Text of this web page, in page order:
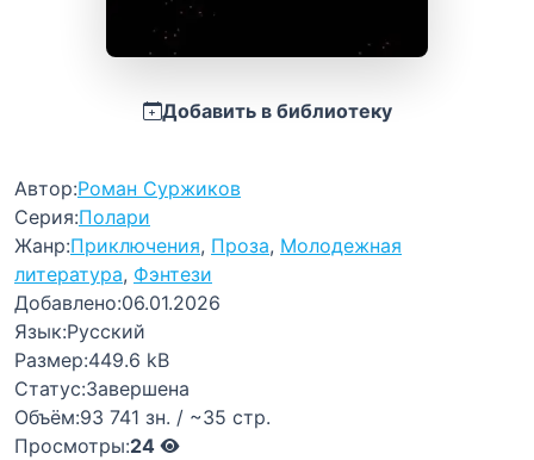
Добавить в библиотеку
Автор:Роман Суржиков
Серия:Полари
Жанр:Приключения, Проза, Молодежная
литература, Фэнтези
Добавлено:06.01.2026
Язык:Русский
Размер:449.6 kB
Статус:Завершена
Объём:93 741 зн. / ~35 стр.
Просмотры:24